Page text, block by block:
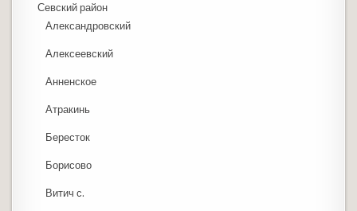
Севский район
Александровский
Алексеевский
Анненское
Атракинь
Бересток
Борисово
Витич с.